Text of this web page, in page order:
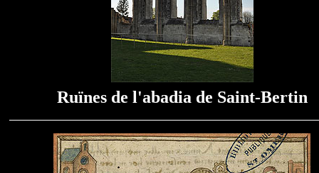
Ruïnes de l'abadia de Saint-Bertin